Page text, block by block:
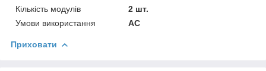
Кількість модулів
2 шт.
Умови використання
АС
Приховати